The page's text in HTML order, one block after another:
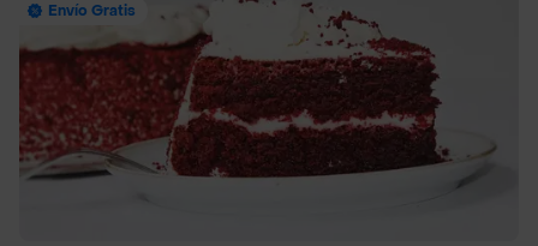
Envío Gratis